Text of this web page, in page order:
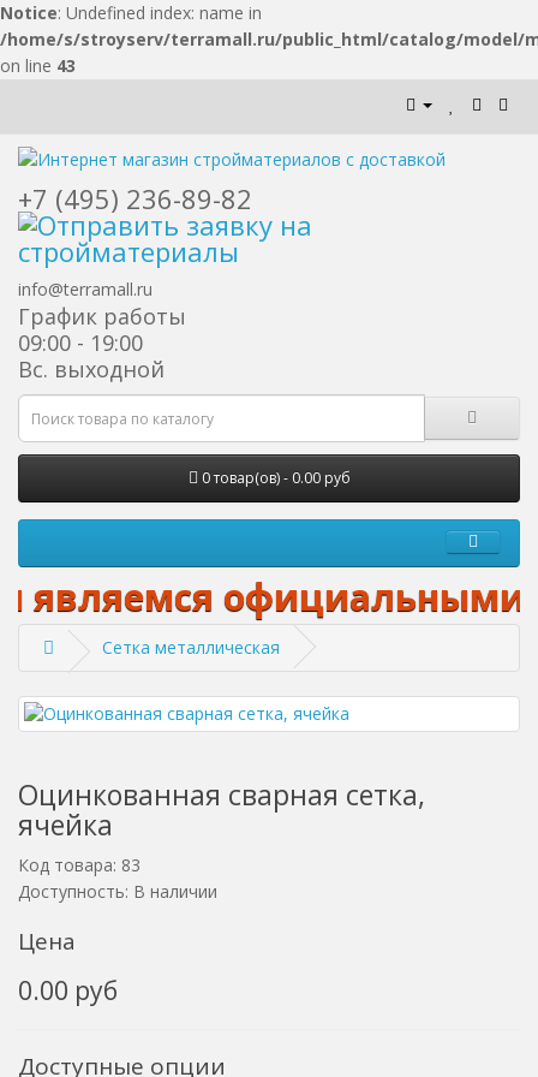
Notice: Undefined index: name in
/home/s/stroyserv/terramall.ru/public_html/catalog/model/
on line 43
+7 (495) 236-89-82
info@terramall.ru
График работы
09:00 - 19:00
Вс. выходной
0 товар(ов) - 0.00 руб
официальными
Сетка металлическая
Оцинкованная сварная сетка,
ячейка
Код товара: 83
Доступность: В наличии
Цена
0.00 руб
Доступные опции